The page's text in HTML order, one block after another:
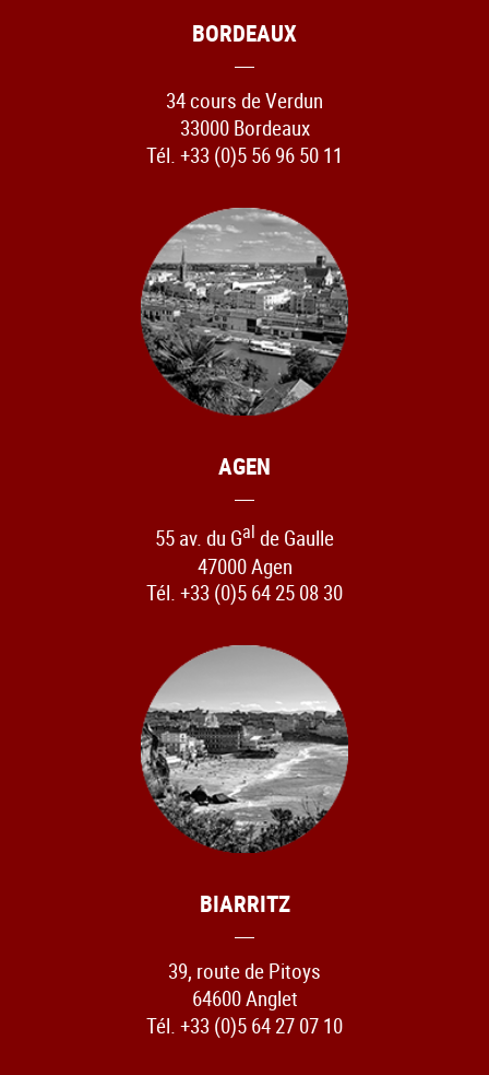
BORDEAUX
34 cours de Verdun
33000 Bordeaux
Tél. +33 (0)5 56 96 50 11
AGEN
55 av. du Gal de Gaulle
47000 Agen
Tél. +33 (0)5 64 25 08 30
BIARRITZ
39, route de Pitoys
64600 Anglet
Tél. +33 (0)5 64 27 07 10